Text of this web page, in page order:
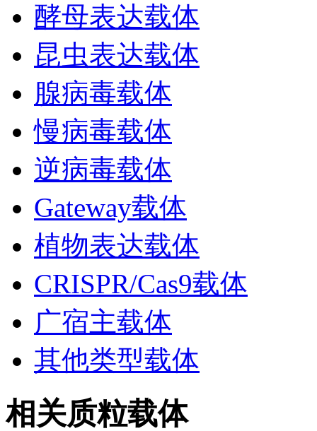
酵母表达载体
昆虫表达载体
腺病毒载体
慢病毒载体
逆病毒载体
Gateway载体
植物表达载体
CRISPR/Cas9载体
广宿主载体
其他类型载体
相关质粒载体